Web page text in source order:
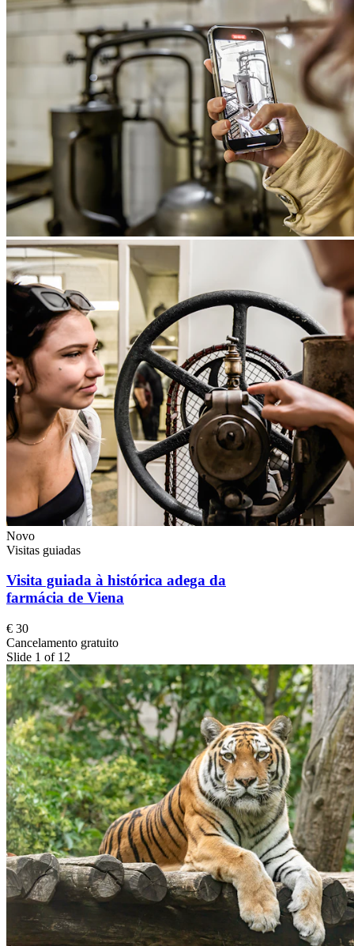
Novo
Visitas guiadas
Visita guiada à histórica adega da
farmácia de Viena
€ 30
Cancelamento gratuito
Slide 1 of 12